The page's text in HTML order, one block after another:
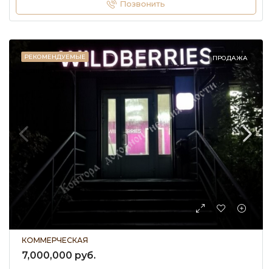
Позвонить
РЕКОМЕНДУЕМЫЕ ПРОДАЖА
КОММЕРЧЕСКАЯ
7,000,000 руб.